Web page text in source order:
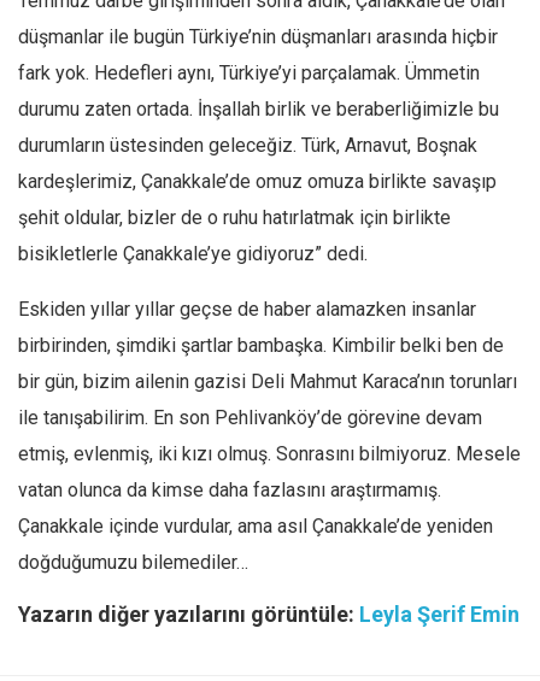
düşmanlar ile bugün Türkiye’nin düşmanları arasında hiçbir
fark yok. Hedefleri aynı, Türkiye’yi parçalamak. Ümmetin
durumu zaten ortada. İnşallah birlik ve beraberliğimizle bu
durumların üstesinden geleceğiz. Türk, Arnavut, Boşnak
kardeşlerimiz, Çanakkale’de omuz omuza birlikte savaşıp
şehit oldular, bizler de o ruhu hatırlatmak için birlikte
bisikletlerle Çanakkale’ye gidiyoruz” dedi.
Eskiden yıllar yıllar geçse de haber alamazken insanlar
birbirinden, şimdiki şartlar bambaşka. Kimbilir belki ben de
bir gün, bizim ailenin gazisi Deli Mahmut Karaca’nın torunları
ile tanışabilirim. En son Pehlivanköy’de görevine devam
etmiş, evlenmiş, iki kızı olmuş. Sonrasını bilmiyoruz. Mesele
vatan olunca da kimse daha fazlasını araştırmamış.
Çanakkale içinde vurdular, ama asıl Çanakkale’de yeniden
doğduğumuzu bilemediler…
Yazarın diğer yazılarını görüntüle: Leyla Şerif Emin